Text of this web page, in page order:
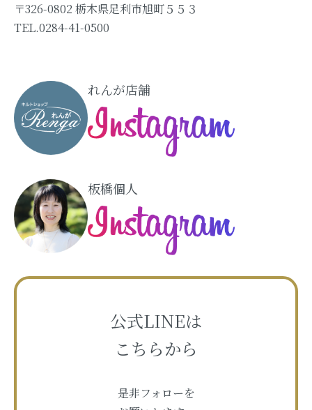
〒326-0802 栃木県足利市旭町５５３
TEL.0284-41-0500
れんが店舗
板橋個人
公式LINEは
こちらから
是非フォローを